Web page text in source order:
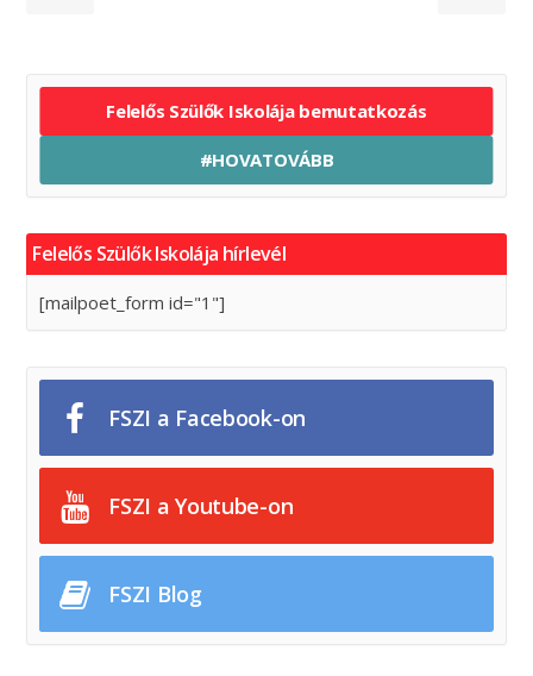
Felelős Szülők Iskolája bemutatkozás
#HOVATOVÁBB
Felelős Szülők Iskolája hírlevél
[mailpoet_form id="1"]
FSZI a Facebook-on
FSZI a Youtube-on
FSZI Blog